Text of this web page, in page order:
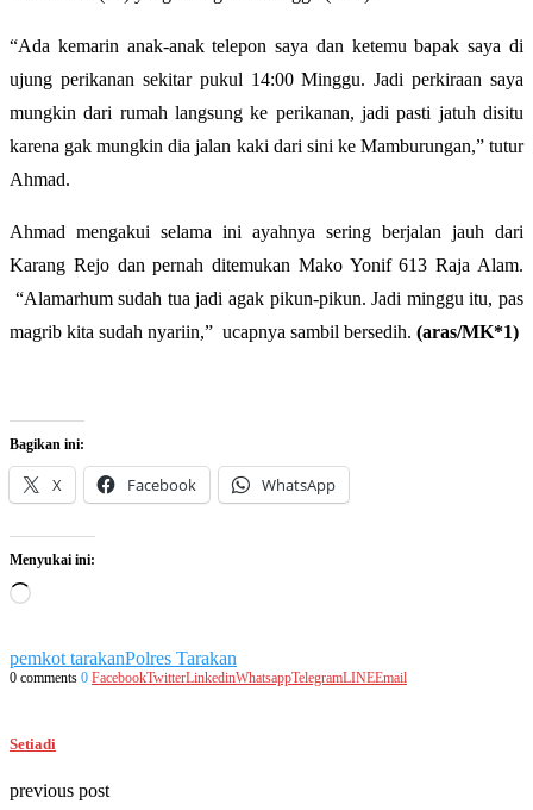
“Ada kemarin anak-anak telepon saya dan ketemu bapak saya di
ujung perikanan sekitar pukul 14:00 Minggu. Jadi perkiraan saya
mungkin dari rumah langsung ke perikanan, jadi pasti jatuh disitu
karena gak mungkin dia jalan kaki dari sini ke Mamburungan,” tutur
Ahmad.
Ahmad mengakui selama ini ayahnya sering berjalan jauh dari
Karang Rejo dan pernah ditemukan Mako Yonif 613 Raja Alam.
“Alamarhum sudah tua jadi agak pikun-pikun. Jadi minggu itu, pas
magrib kita sudah nyariin,” ucapnya sambil bersedih. (aras/MK*1)
Bagikan ini:
X Facebook WhatsApp
Menyukai ini:
Memuat...
pemkot tarakanPolres Tarakan
0 comments 0 FacebookTwitterLinkedinWhatsappTelegramLINEEmail
Setiadi
previous post